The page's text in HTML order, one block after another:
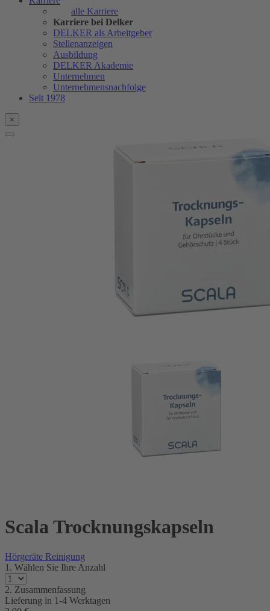
alle Karriere
Karriere bei Delker
DELKER als Arbeitgeber
Stellenanzeigen
Ausbildung
DELKER Akademie
Unternehmen
Unternehmensnachfolge
Seit 1978
×
Scala Trocknungskapseln
Hörgeräte Reinigung
1. Wählen Sie Ihre Anzahl
2. Zusammenfassung
Lieferung in 1-4 Werktagen